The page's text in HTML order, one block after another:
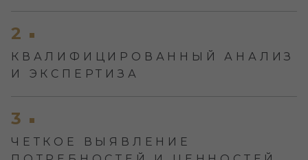
2
КВАЛИФИЦИРОВАННЫЙ АНАЛИЗ
И ЭКСПЕРТИЗА
3
ЧЕТКОЕ ВЫЯВЛЕНИЕ